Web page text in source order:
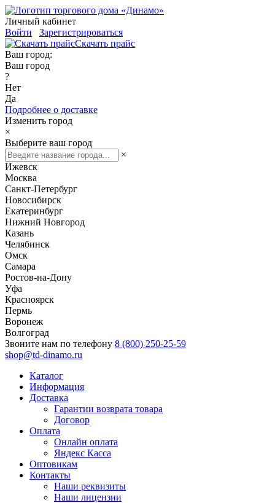
Личный кабинет
Войти
Зарегистрироваться
Скачать прайс
Ваш город:
Ваш город
?
Нет
Да
Подробнее о доставке
Изменить город
×
Выберите ваш город
×
Ижевск
Москва
Санкт-Петербург
Новосибирск
Екатеринбург
Нижний Новгород
Казань
Челябинск
Омск
Самара
Ростов-на-Дону
Уфа
Красноярск
Пермь
Воронеж
Волгоград
Звоните нам по телефону 8 (800) 250-25-59
shop@td-dinamo.ru
Каталог
Информация
Доставка
Гарантии возврата товара
Договор
Оплата
Онлайн оплата
Яндекс Касса
Оптовикам
Контакты
Наши реквизиты
Наши лицензии